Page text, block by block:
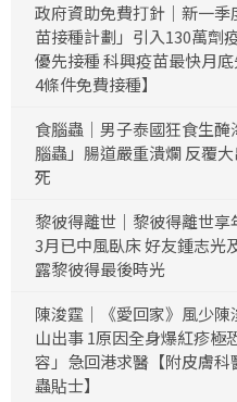
政府資助免費打針｜新一季
苗接種計劃」引入130萬劑
優先接種 科興疫苗最快月
4條件免費接種】
食腦蟲｜男子泰國狂食生醃
腦蟲」腸道嚴重潰爛 反覆
死
黎彼得離世｜黎彼得離世享
3月已中風臥床 好友鍾志光
露黎彼得最後時光
陳浚霆｜《愛回家》風少陳
山出事 1原因全身爆紅疹極
容」急回港求醫【附皮膚科
蟲貼士】